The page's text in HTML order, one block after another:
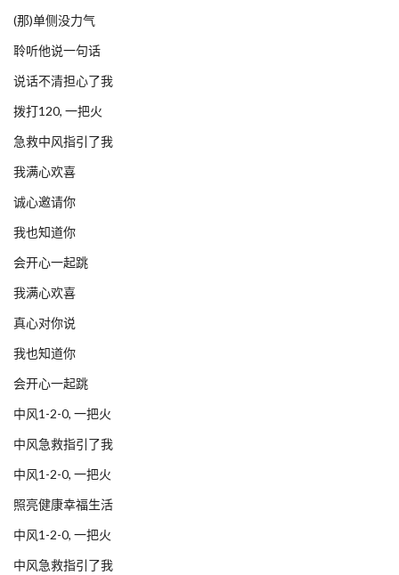
(那)单侧没力气
聆听他说一句话
说话不清担心了我
拨打120, 一把火
急救中风指引了我
我满心欢喜
诚心邀请你
我也知道你
会开心一起跳
我满心欢喜
真心对你说
我也知道你
会开心一起跳
中风1-2-0, 一把火
中风急救指引了我
中风1-2-0, 一把火
照亮健康幸福生活
中风1-2-0, 一把火
中风急救指引了我